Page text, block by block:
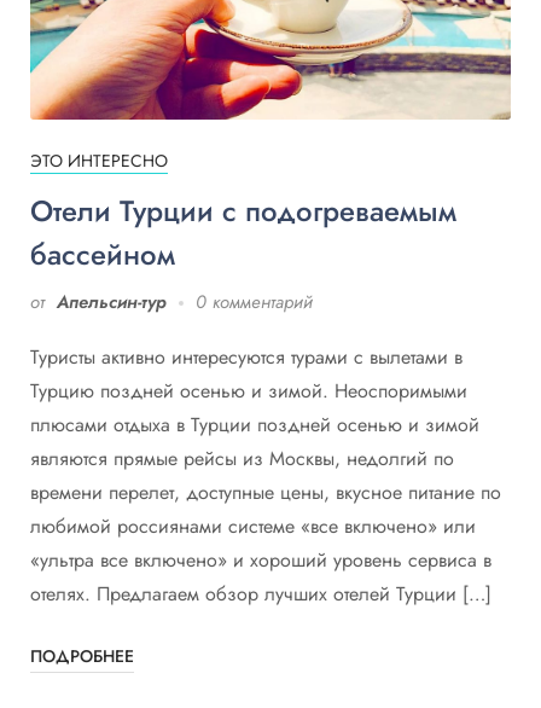
ЭТО ИНТЕРЕСНО
Отели Турции с подогреваемым
бассейном
от Апельсин-тур 0 комментарий
Туристы активно интересуются турами с вылетами в
Турцию поздней осенью и зимой. Неоспоримыми
плюсами отдыха в Турции поздней осенью и зимой
являются прямые рейсы из Москвы, недолгий по
времени перелет, доступные цены, вкусное питание по
любимой россиянами системе «все включено» или
«ультра все включено» и хороший уровень сервиса в
отелях. Предлагаем обзор лучших отелей Турции […]
ПОДРОБНЕЕ